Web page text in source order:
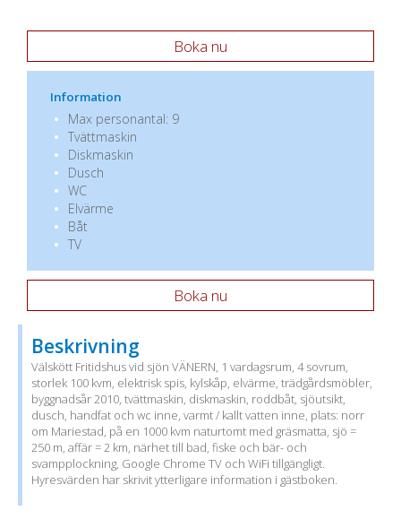
Boka nu
Information
Max personantal: 9
Tvättmaskin
Diskmaskin
Dusch
WC
Elvärme
Båt
TV
Boka nu
Beskrivning
Välskött Fritidshus vid sjön VÄNERN, 1 vardagsrum, 4 sovrum,
storlek 100 kvm, elektrisk spis, kylskåp, elvärme, trädgårdsmöbler,
byggnadsår 2010, tvättmaskin, diskmaskin, roddbåt, sjöutsikt,
dusch, handfat och wc inne, varmt / kallt vatten inne, plats: norr
om Mariestad, på en 1000 kvm naturtomt med gräsmatta, sjö =
250 m, affär = 2 km, närhet till bad, fiske och bär- och
svampplockning, Google Chrome TV och WiFi tillgängligt.
Hyresvärden har skrivit ytterligare information i gästboken.